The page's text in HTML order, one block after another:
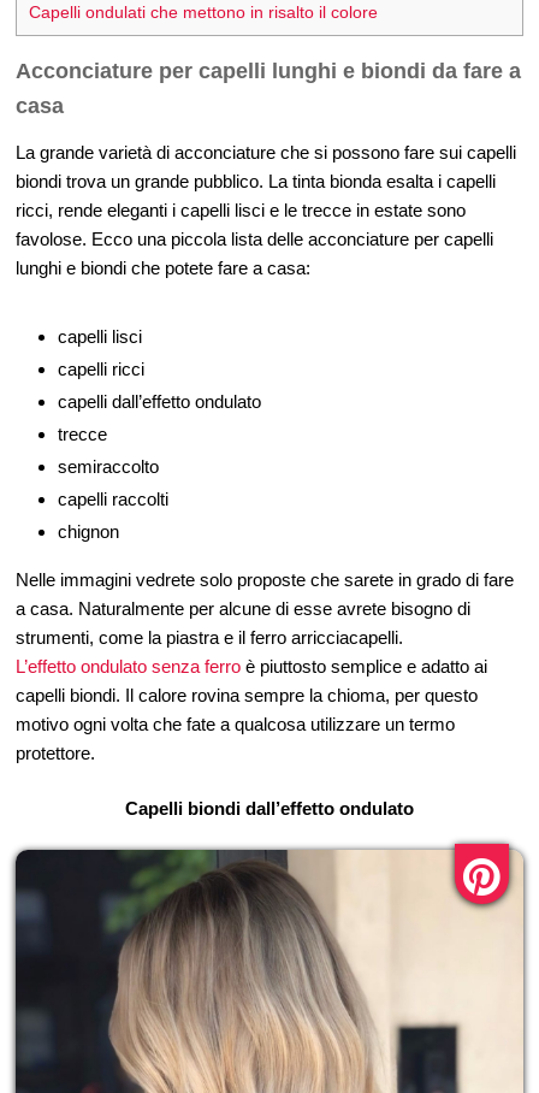
Capelli ondulati che mettono in risalto il colore
Acconciature per capelli lunghi e biondi da fare a
casa
La grande varietà di acconciature che si possono fare sui capelli
biondi trova un grande pubblico. La tinta bionda esalta i capelli
ricci, rende eleganti i capelli lisci e le trecce in estate sono
favolose. Ecco una piccola lista delle acconciature per capelli
lunghi e biondi che potete fare a casa:
capelli lisci
capelli ricci
capelli dall’effetto ondulato
trecce
semiraccolto
capelli raccolti
chignon
Nelle immagini vedrete solo proposte che sarete in grado di fare
a casa. Naturalmente per alcune di esse avrete bisogno di
strumenti, come la piastra e il ferro arricciacapelli.
L’effetto ondulato senza ferro è piuttosto semplice e adatto ai
capelli biondi. Il calore rovina sempre la chioma, per questo
motivo ogni volta che fate a qualcosa utilizzare un termo
protettore.
Capelli biondi dall’effetto ondulato